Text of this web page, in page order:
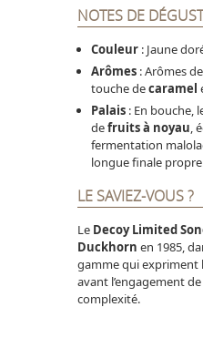
NOTES DE
Couleur: Jaune
Arômes: Arômes de
touche decaramel
Palais: En bouche,
defruits à noyau,
fermentation
longue finale
LE SAVIEZ-VOUS ?
Le Decoy Limited
Duckhorn en 1985,
gamme qui expriment
avant l’engagement
complexité​.